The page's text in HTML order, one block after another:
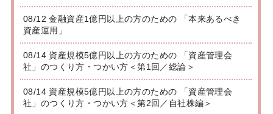
08/12 金融資産1億円以上の方のための 「本来あるべき
資産運用」
08/14 資産規模5億円以上の方のための 「資産管理会
社」のつくり方・つかい方＜第1回／総論＞
08/14 資産規模5億円以上の方のための 「資産管理会
社」のつくり方・つかい方＜第2回／自社株編＞